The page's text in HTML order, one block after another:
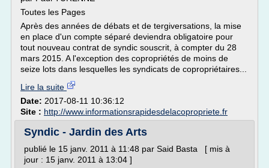
Toutes les Pages
Après des années de débats et de tergiversations, la mise
en place d'un compte séparé deviendra obligatoire pour
tout nouveau contrat de syndic souscrit, à compter du 28
mars 2015. A l'exception des copropriétés de moins de
seize lots dans lesquelles les syndicats de copropriétaires...
Lire la suite
Date: 2017-08-11 10:36:12
Site : http://www.informationsrapidesdelacopropriete.fr
Syndic - Jardin des Arts
publié le 15 janv. 2011 à 11:48 par Said Basta [ mis à
jour : 15 janv. 2011 à 13:04 ]